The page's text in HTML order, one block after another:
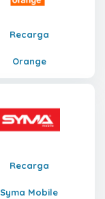
Recarga
Orange
Recarga
Syma Mobile